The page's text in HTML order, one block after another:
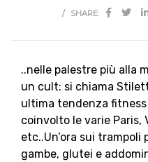
SHARE:
..nelle palestre più alla
un cult: si chiama
ultima tendenza fitness
coinvolto le varie Paris,
etc..Un’ora sui trampoli
gambe, glutei e